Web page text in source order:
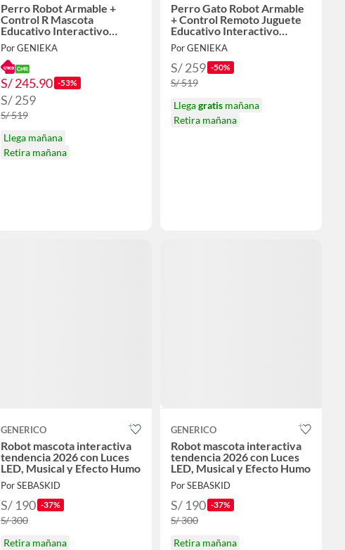
Perro Robot Armable +
Control R Mascota
Educativo Interactivo
Regalo Juguete Niño
Navidad Genieka
Por GENIEKA
S/ 245.90 -53%
S/ 259
S/ 519
Llega mañana
Retira mañana
Perro Gato Robot Armable
+ Control Remoto Juguete
Educativo Interactivo
Regalo Niño Navidad
Genieka
Por GENIEKA
S/ 259 -50%
S/ 519
Llegagratis mañana
Retira mañana
GENERICO
Robot mascota interactiva
tendencia 2026 con Luces
LED, Musical y Efecto Humo
Por SEBASKID
S/ 190 -37%
S/ 300
Retira mañana
GENERICO
Robot mascota interactiva
tendencia 2026 con Luces
LED, Musical y Efecto Humo
Por SEBASKID
S/ 190 -37%
S/ 300
Retira mañana